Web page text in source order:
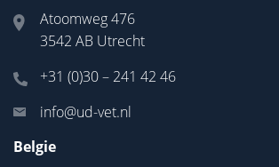
Atoomweg 476
3542 AB Utrecht
+31 (0)30 – 241 42 46
info@ud-vet.nl
Belgie